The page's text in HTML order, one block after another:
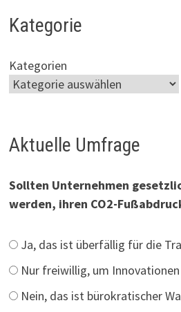
Kategorie
Kategorien
Aktuelle Umfrage
Sollten Unternehmen
werden, ihren CO2-
Ja, das ist überfällig für die
Nur freiwillig, um
Nein, das ist bürokratischer